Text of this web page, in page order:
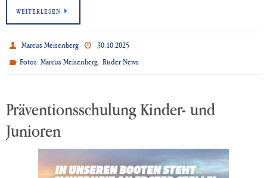
WEITERLESEN
Marcus Meisenberg
30.10.2025
Fotos: Marcus Meisenberg,Ruder News
Präventionsschulung Kinder- und
Junioren